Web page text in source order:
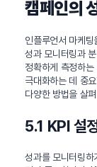
캠페인의
인플루언서 마케
성과 모니터링과
정확하게 측정하
극대화하는 데 중
다양한 방법을 살
5.1 KPI 설
성과를 모니터링